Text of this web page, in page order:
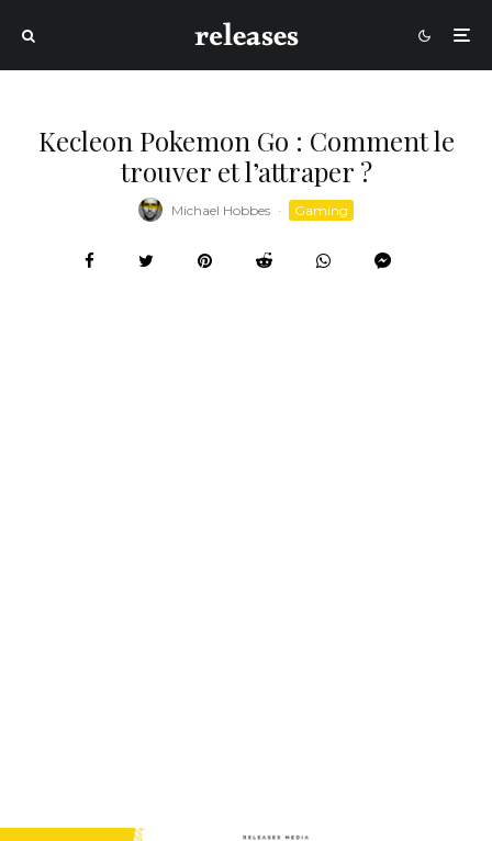
Kecleon Pokemon Go : Comment le
trouver et l’attraper ?
Michael Hobbes · Gaming